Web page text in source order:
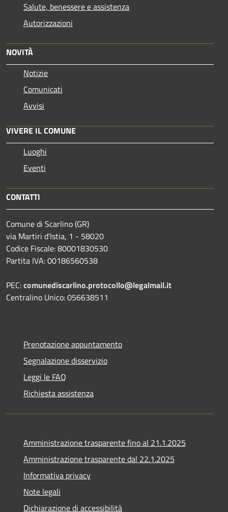
Salute, benessere e assistenza
Autorizzazioni
NOVITÀ
Notizie
Comunicati
Avvisi
VIVERE IL COMUNE
Luoghi
Eventi
CONTATTI
Comune di Scarlino (GR)
via Martiri d'Istia, 1 - 58020
Codice Fiscale: 80001830530
Partita IVA: 00186560538
PEC:comunediscarlino.protocollo@legalmail.it
Centralino Unico: 056638511
Prenotazione appuntamento
Segnalazione disservizio
Leggi le FAQ
Richiesta assistenza
Amministrazione trasparente fino al 21.1.2025
Amministrazione trasparente dal 22.1.2025
Informativa privacy
Note legali
Dichiarazione di accessibilità